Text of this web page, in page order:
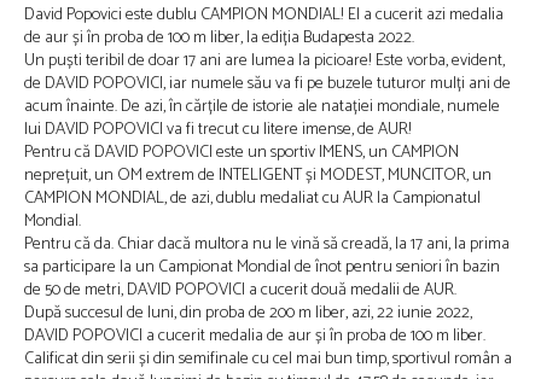
David Popovici este dublu CAMPION MONDIAL! El a cucerit azi medalia
de aur și în proba de 100 m liber, la ediția Budapesta 2022.
Un puști teribil de doar 17 ani are lumea la picioare! Este vorba, evident,
de DAVID POPOVICI, iar numele său va fi pe buzele tuturor mulți ani de
acum înainte. De azi, în cărțile de istorie ale natației mondiale, numele
lui DAVID POPOVICI va fi trecut cu litere imense, de AUR!
Pentru că DAVID POPOVICI este un sportiv IMENS, un CAMPION
neprețuit, un OM extrem de INTELIGENT și MODEST, MUNCITOR, un
CAMPION MONDIAL, de azi, dublu medaliat cu AUR la Campionatul
Mondial.
Pentru că da. Chiar dacă multora nu le vină să creadă, la 17 ani, la prima
sa participare la un Campionat Mondial de înot pentru seniori în bazin
de 50 de metri, DAVID POPOVICI a cucerit două medalii de AUR.
După succesul de luni, din proba de 200 m liber, azi, 22 iunie 2022,
DAVID POPOVICI a cucerit medalia de aur și în proba de 100 m liber.
Calificat din serii și din semifinale cu cel mai bun timp, sportivul român a